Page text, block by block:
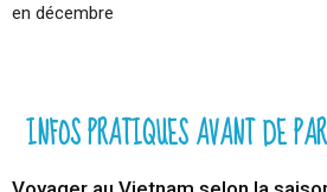
en décembre
INFOS PRATIQUES AVANT DE